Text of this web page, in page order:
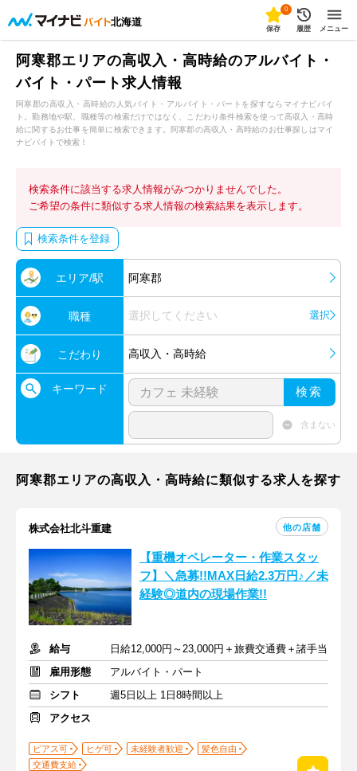
北海道
0
保存 履歴 メニュー
阿寒郡エリアの高収入・高時給のアルバイト・
バイト・パート求人情報
阿寒郡の高収入・高時給の人気バイト・アルバイト・パートを探すならマイナビバイ
ト。勤務地や駅、職種等の検索だけではなく、こだわり条件検索を使って高収入・高時
給に関するお仕事を簡単に検索できます。阿寒郡の高収入・高時給のお仕事探しはマイ
ナビバイトで検索！
検索条件に該当する求人情報がみつかりませんでした。
ご希望の条件に類似する求人情報の検索結果を表示します。
検索条件を登録
エリア/駅 阿寒郡
職種 選択してください 選択
こだわり 高収入・高時給
キーワード 検索
含まない
阿寒郡エリアの高収入・高時給に類似する求人を探す
株式会社北斗重建 他の店舗
【重機オペレーター・作業スタッ
フ】＼急募!!MAX日給2.3万円♪／未
経験◎道内の現場作業!!
給与
日給12,000円～23,000円＋旅費交通費＋諸手当
雇用形態
アルバイト・パート
シフト
週5日以上 1日8時間以上
アクセス
ピアス可 ヒゲ可 未経験者歓迎
髪色自由
交通費支給